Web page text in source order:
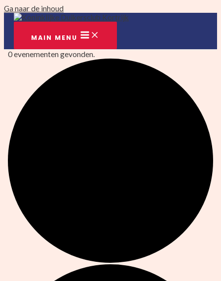
Ga naar de inhoud
MAIN MENU
0 evenementen gevonden.